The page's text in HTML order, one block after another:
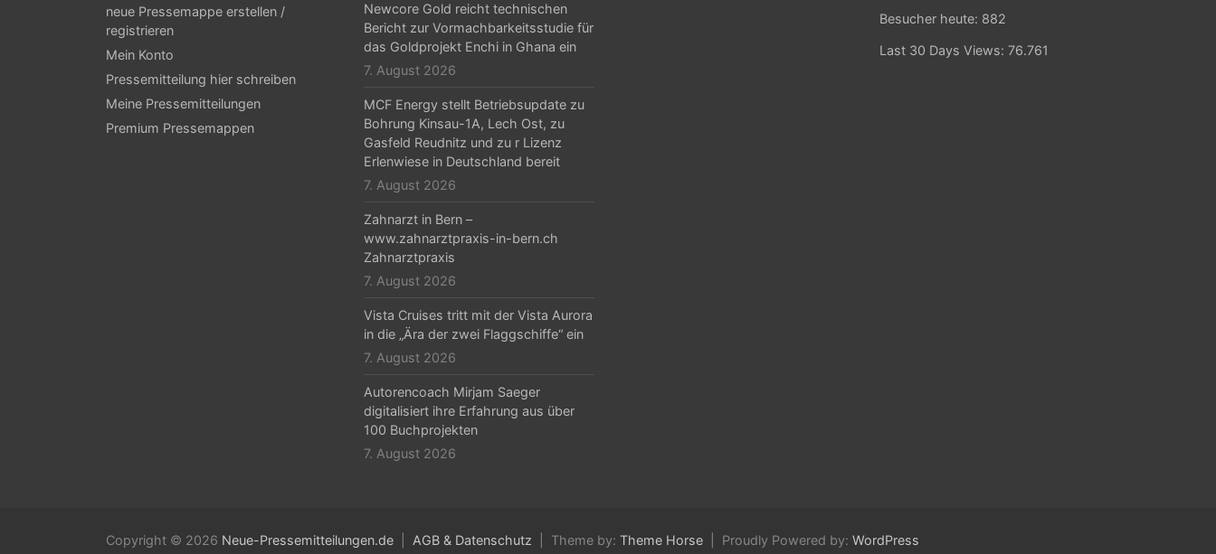
neue Pressemappe erstellen /
registrieren
Mein Konto
Pressemitteilung hier schreiben
Meine Pressemitteilungen
Premium Pressemappen
Newcore Gold reicht technischen
Bericht zur Vormachbarkeitsstudie für
das Goldprojekt Enchi in Ghana ein
7. August 2026
MCF Energy stellt Betriebsupdate zu
Bohrung Kinsau-1A, Lech Ost, zu
Gasfeld Reudnitz und zu r Lizenz
Erlenwiese in Deutschland bereit
7. August 2026
Zahnarzt in Bern –
www.zahnarztpraxis-in-bern.ch
Zahnarztpraxis
7. August 2026
Vista Cruises tritt mit der Vista Aurora
in die „Ära der zwei Flaggschiffe“ ein
7. August 2026
Autorencoach Mirjam Saeger
digitalisiert ihre Erfahrung aus über
100 Buchprojekten
7. August 2026
Besucher heute: 882
Last 30 Days Views: 76.761
Copyright © 2026 Neue-Pressemitteilungen.de AGB & Datenschutz Theme by: Theme Horse Proudly Powered by: WordPress